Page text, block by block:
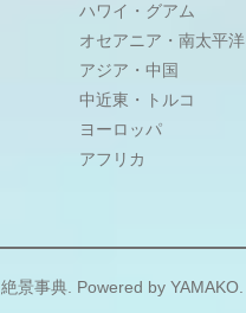
ハワイ・グアム
オセアニア・南太平洋
アジア・中国
中近東・トルコ
ヨーロッパ
アフリカ
絶景事典. Powered by YAMAKO.